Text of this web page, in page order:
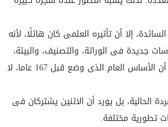
إلا أن تأثيره العلمى كان هائلًا، لأنه
جديدة فى الوراثة، والتصنيف، والبيئة،
والسلوك. وعلى الرغم من تطور علم الوراثة والبيولوجيا، إلا أن الأساس العام الذى وضع قبل 167 عاما، لا
الحالية، بل يورد أن الاثنين يشتركان فى
تطورية مختلفة.